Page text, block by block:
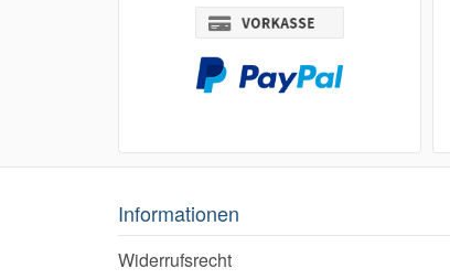
Informationen
Widerrufsrecht